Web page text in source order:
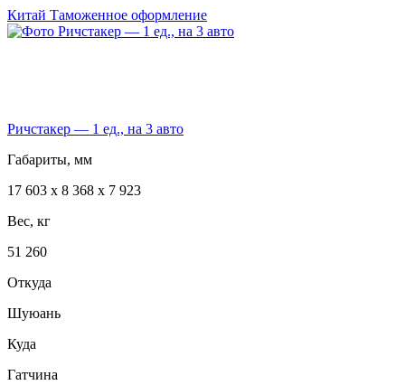
Китай Таможенное оформление
Ричстакер — 1 ед., на 3 авто
Габариты, мм
17 603 х 8 368 х 7 923
Вес, кг
51 260
Откуда
Шуюань
Куда
Гатчина